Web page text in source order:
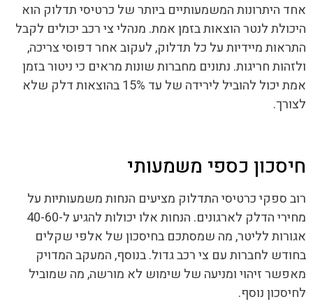
אחד היתרונות המשמעותיים ביותר של כרטיסי תדלוק הוא
היכולת לנטר הוצאות בזמן אמת. מנהלי צי רכב יכולים לקבל
התראות מיידיות על כל תדלוק, לעקוב אחר דפוסי צריכה,
ולזהות חריגות. נתונים מחברות שונות מראים כי ניטור בזמן
אמת יכול להוביל לירידה של עד 15% בהוצאות דלק שלא
לצורך.
חיסכון כספי משמעותי
רוב ספקי כרטיסי התדלוק מציעים הנחות משמעותיות על
מחירי הדלק לארגונים. הנחות אלו יכולות להגיע ל-40-60
אגורות לליטר, מה שמסתכם בחיסכון של אלפי שקלים
בחודש לחברות עם צי רכב גדול. בנוסף, המעקב המדויק
מאפשר זיהוי ומניעה של שימוש לא מורשה, מה שמוביל
לחיסכון נוסף.